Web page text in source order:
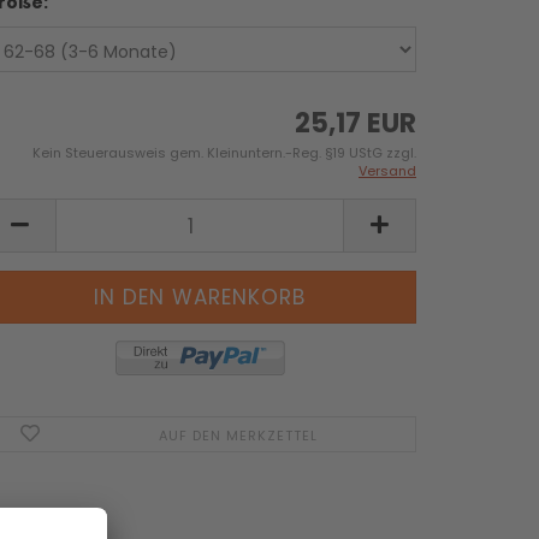
25,17 EUR
Kein Steuerausweis gem. Kleinuntern.-Reg. §19 UStG zzgl.
Versand
AUF DEN MERKZETTEL